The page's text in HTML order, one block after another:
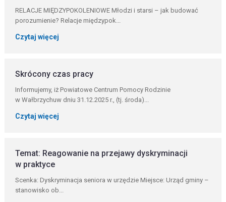
RELACJE MIĘDZYPOKOLENIOWE Młodzi i starsi – jak budować
porozumienie? Relacje międzypok...
Czytaj więcej
Skrócony czas pracy
Informujemy, iż Powiatowe Centrum Pomocy Rodzinie
w Wałbrzychuw dniu 31.12.2025 r., (tj. środa)...
Czytaj więcej
Temat: Reagowanie na przejawy dyskryminacji
w praktyce
Scenka: Dyskryminacja seniora w urzędzie Miejsce: Urząd gminy –
stanowisko ob...